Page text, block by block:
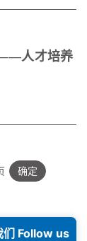
——人才培养
确定
们 Follow us